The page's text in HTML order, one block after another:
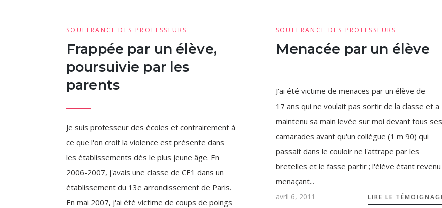
SOUFFRANCE DES PROFESSEURS
Frappée par un élève,
poursuivie par les
parents
Je suis professeur des écoles et contrairement à
ce que l'on croit la violence est présente dans
les établissements dès le plus jeune âge. En
2006-2007, j'avais une classe de CE1 dans un
établissement du 13e arrondissement de Paris.
En mai 2007, j'ai été victime de coups de poings
SOUFFRANCE DES PROFESSEURS
Menacée par un élève
J'ai été victime de menaces par un élève de
17 ans qui ne voulait pas sortir de la classe et a
maintenu sa main levée sur moi devant tous ses
camarades avant qu'un collègue (1 m 90) qui
passait dans le couloir ne l'attrape par les
bretelles et le fasse partir ; l'élève étant revenu
menaçant...
avril 6, 2011 LIRE LE